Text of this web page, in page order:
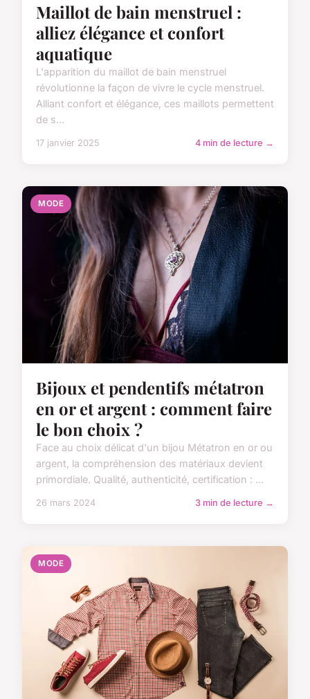
Maillot de bain menstruel :
alliez élégance et confort
aquatique
L'apparition du maillot de bain menstruel
révolutionne la façon de vivre le cycle menstruel.
Alliant confort et élégance, ces maillots permettent
de s...
17 janvier 2025 4 min de lecture →
MODE
Bijoux et pendentifs métatron
en or et argent : comment faire
le bon choix ?
Face au choix délicat d'un bijou Métatron en or ou
argent, la compréhension des matériaux devient
primordiale. Qualité, authenticité, certification : ...
26 mars 2024 3 min de lecture →
MODE